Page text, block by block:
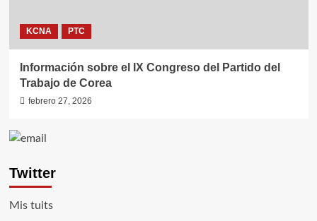
KCNA PTC
Información sobre el IX Congreso del Partido del
Trabajo de Corea
febrero 27, 2026
Twitter
Mis tuits